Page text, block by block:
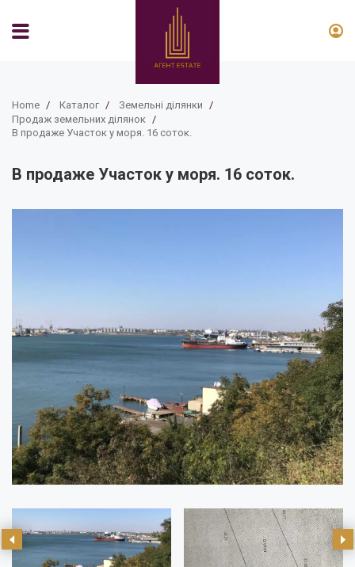
Home / Каталог / Земельні ділянки /
Продаж земельних ділянок /
В продаже Участок у моря. 16 соток.
В продаже Участок у моря. 16 соток.